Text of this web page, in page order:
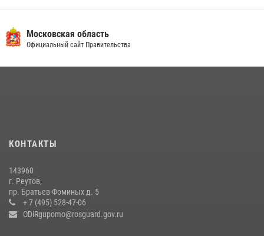
беспилотников в ДНР
22 июля 2026, 14:27
18 июля 2026, 07:03
сотрудников спецподразделений в преодолении полосы
препятствий со стрельбой
14 июля 2026, 15:13
Московская область
Официальный сайт Правительства
КОНТАКТЫ
143960
г. Реутов,
пр. Братьев Фоминых д. 5
+ 7 (495) 528-47-06
ODiRgupomo@rosguard.gov.ru